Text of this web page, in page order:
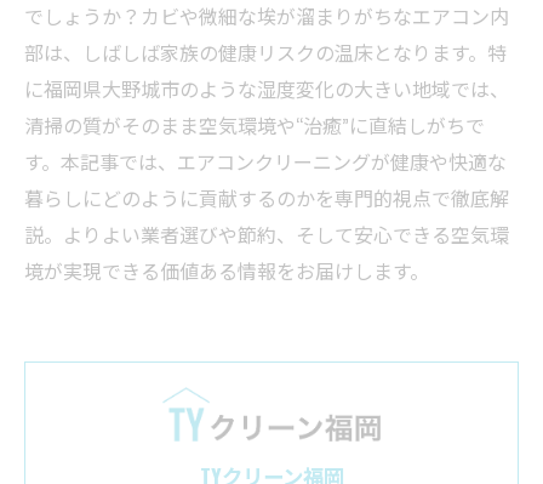
でしょうか？カビや微細な埃が溜まりがちなエアコン内
部は、しばしば家族の健康リスクの温床となります。特
に福岡県大野城市のような湿度変化の大きい地域では、
清掃の質がそのまま空気環境や“治癒”に直結しがちで
す。本記事では、エアコンクリーニングが健康や快適な
暮らしにどのように貢献するのかを専門的視点で徹底解
説。よりよい業者選びや節約、そして安心できる空気環
境が実現できる価値ある情報をお届けします。
TYクリーン福岡